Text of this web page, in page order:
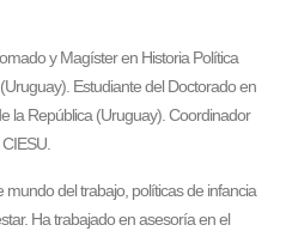
y Magíster en Historia Política
Estudiante del Doctorado en
la República (Uruguay). Coordinador
del trabajo, políticas de infancia
Ha trabajado en asesoría en el